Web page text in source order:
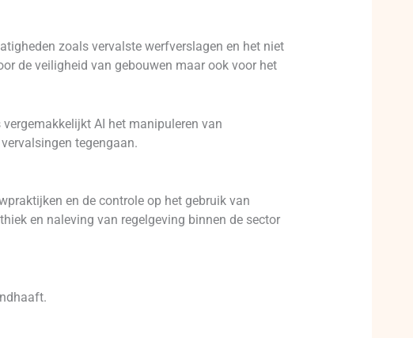
zoals vervalste werfverslagen en het niet
de veiligheid van gebouwen maar ook voor het
AI het manipuleren van
tegengaan.
en de controle op het gebruik van
en naleving van regelgeving binnen de sector